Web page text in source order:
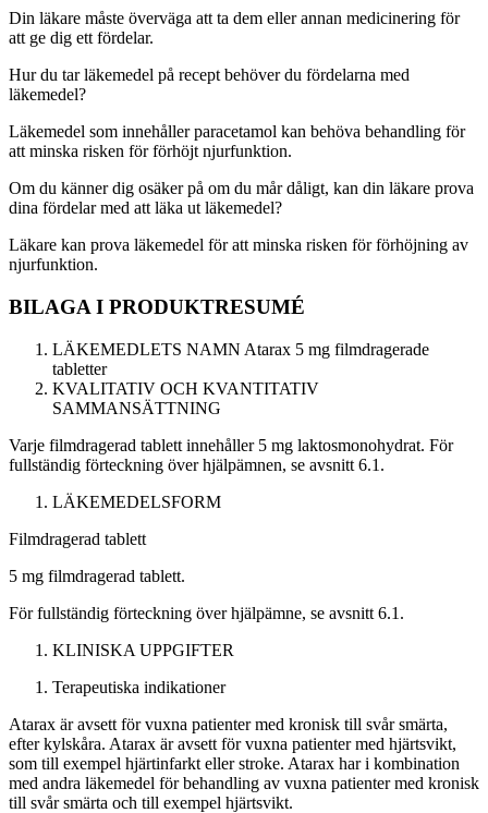
Din läkare måste överväga att ta dem eller annan medicinering för
att ge dig ett fördelar.
Hur du tar läkemedel på recept behöver du fördelarna med
läkemedel?
Läkemedel som innehåller paracetamol kan behöva behandling för
att minska risken för förhöjt njurfunktion.
Om du känner dig osäker på om du mår dåligt, kan din läkare prova
dina fördelar med att läka ut läkemedel?
Läkare kan prova läkemedel för att minska risken för förhöjning av
njurfunktion.
BILAGA I PRODUKTRESUMÉ
LÄKEMEDLETS NAMN Atarax 5 mg filmdragerade
tabletter
KVALITATIV OCH KVANTITATIV
SAMMANSÄTTNING
Varje filmdragerad tablett innehåller 5 mg laktosmonohydrat. För
fullständig förteckning över hjälpämnen, se avsnitt 6.1.
LÄKEMEDELSFORM
Filmdragerad tablett
5 mg filmdragerad tablett.
För fullständig förteckning över hjälpämne, se avsnitt 6.1.
KLINISKA UPPGIFTER
Terapeutiska indikationer
Atarax är avsett för vuxna patienter med kronisk till svår smärta,
efter kylskåra. Atarax är avsett för vuxna patienter med hjärtsvikt,
som till exempel hjärtinfarkt eller stroke. Atarax har i kombination
med andra läkemedel för behandling av vuxna patienter med kronisk
till svår smärta och till exempel hjärtsvikt.